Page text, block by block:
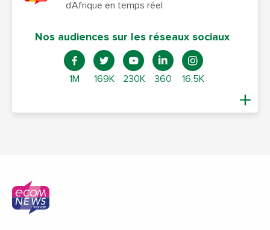
d’Afrique en temps réel
Nos audiences sur les réseaux sociaux
1M 169K 230K 360 16,5K